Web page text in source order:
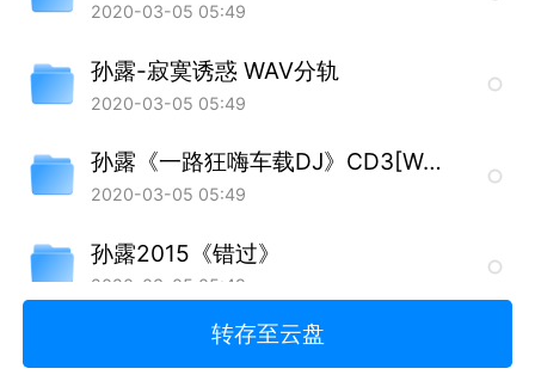
2020-03-05 05:49
孙露-寂寞诱惑 WAV分轨
2020-03-05 05:49
孙露《一路狂嗨车载DJ》CD3[WAV]
2020-03-05 05:49
孙露2015《错过》
2020-03-05 05:49
转存至云盘